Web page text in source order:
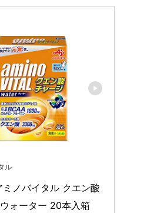
ル
ノバイタル クエン酸
ォーター 20本入箱